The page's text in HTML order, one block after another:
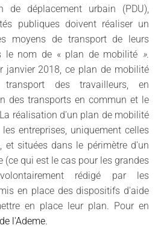
déplacement urbain (PDU),
publiques doivent réaliser un
moyens de transport de leurs
le nom de « plan de mobilité ».
janvier 2018, ce plan de mobilité
des travailleurs, en
des transports en commun et le
réalisation d'un plan de mobilité
entreprises, uniquement celles
et situées dans le périmètre d'un
(ce qui est le cas pour les grandes
rédigé par les
en place des dispositifs d'aide
en place leur plan. Pour en
l'Ademe.